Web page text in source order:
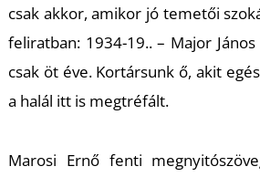
csak akkor, amikor jó temetői
feliratban: 1934-19.. – Major
csak öt éve. Kortársunk ő, akit
a halál itt is megtréfált.
Marosi Ernő fenti